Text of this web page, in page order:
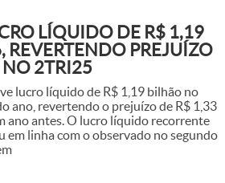
LÍQUIDO DE R$ 1,19
REVERTENDO PREJUÍZO
NO 2TRI25
lucro líquido de R$ 1,19 bilhão no
ano, revertendo o prejuízo de R$ 1,33
ano antes. O lucro líquido recorrente
em linha com o observado no segundo